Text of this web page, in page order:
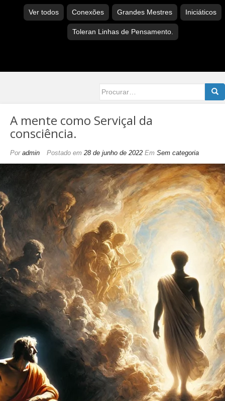
Ver todos Conexões Grandes Mestres Iniciáticos
Toleran Linhas de Pensamento.
for:
A mente como Serviçal da
consciência.
Por admin Postado em 28 de junho de 2022 Em Sem categoria